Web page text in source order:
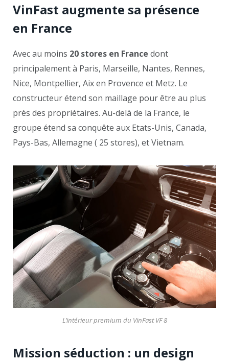
VinFast augmente sa présence
en France
Avec au moins 20 stores en France dont
principalement à Paris, Marseille, Nantes, Rennes,
Nice, Montpellier, Aix en Provence et Metz. Le
constructeur étend son maillage pour être au plus
près des propriétaires. Au-delà de la France, le
groupe étend sa conquête aux Etats-Unis, Canada,
Pays-Bas, Allemagne ( 25 stores), et Vietnam.
L’intérieur premium du VinFast VF 8
Mission séduction : un design